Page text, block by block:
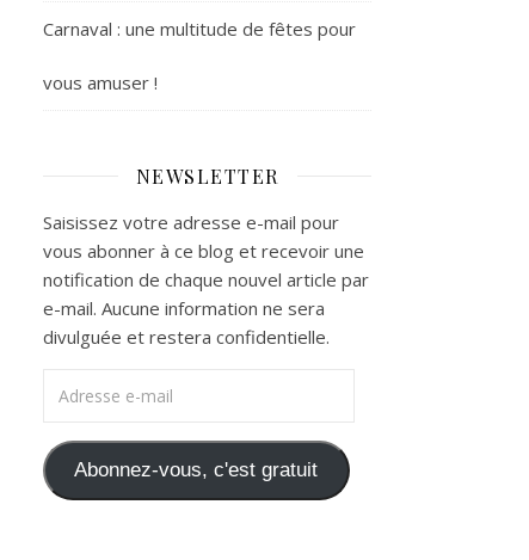
Carnaval : une multitude de fêtes pour
vous amuser !
NEWSLETTER
Saisissez votre adresse e-mail pour
vous abonner à ce blog et recevoir une
notification de chaque nouvel article par
e-mail. Aucune information ne sera
divulguée et restera confidentielle.
Abonnez-vous, c'est gratuit